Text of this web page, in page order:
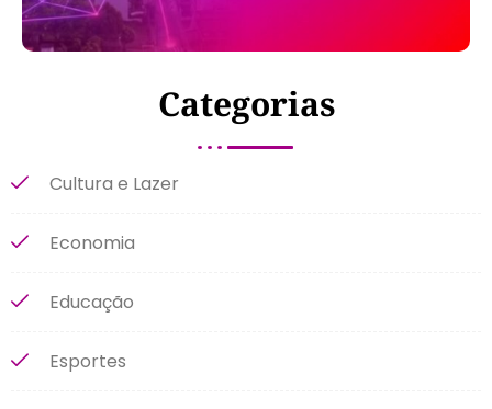
Categorias
Cultura e Lazer
Economia
Educação
Esportes